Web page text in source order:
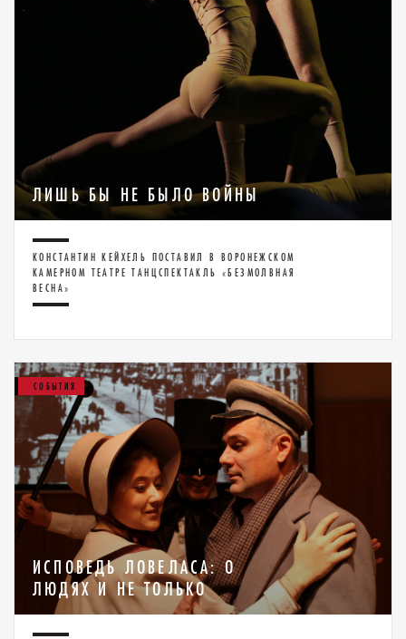
ЛИШЬ БЫ НЕ БЫЛО ВОЙНЫ
КОНСТАНТИН КЕЙХЕЛЬ ПОСТАВИЛ В ВОРОНЕЖСКОМ
КАМЕРНОМ ТЕАТРЕ ТАНЦСПЕКТАКЛЬ «БЕЗМОЛВНАЯ
ВЕСНА»
СОБЫТИЯ
ИСПОВЕДЬ ЛОВЕЛАСА: О
ЛЮДЯХ И НЕ ТОЛЬКО